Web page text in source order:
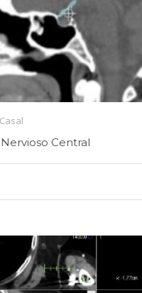
Central